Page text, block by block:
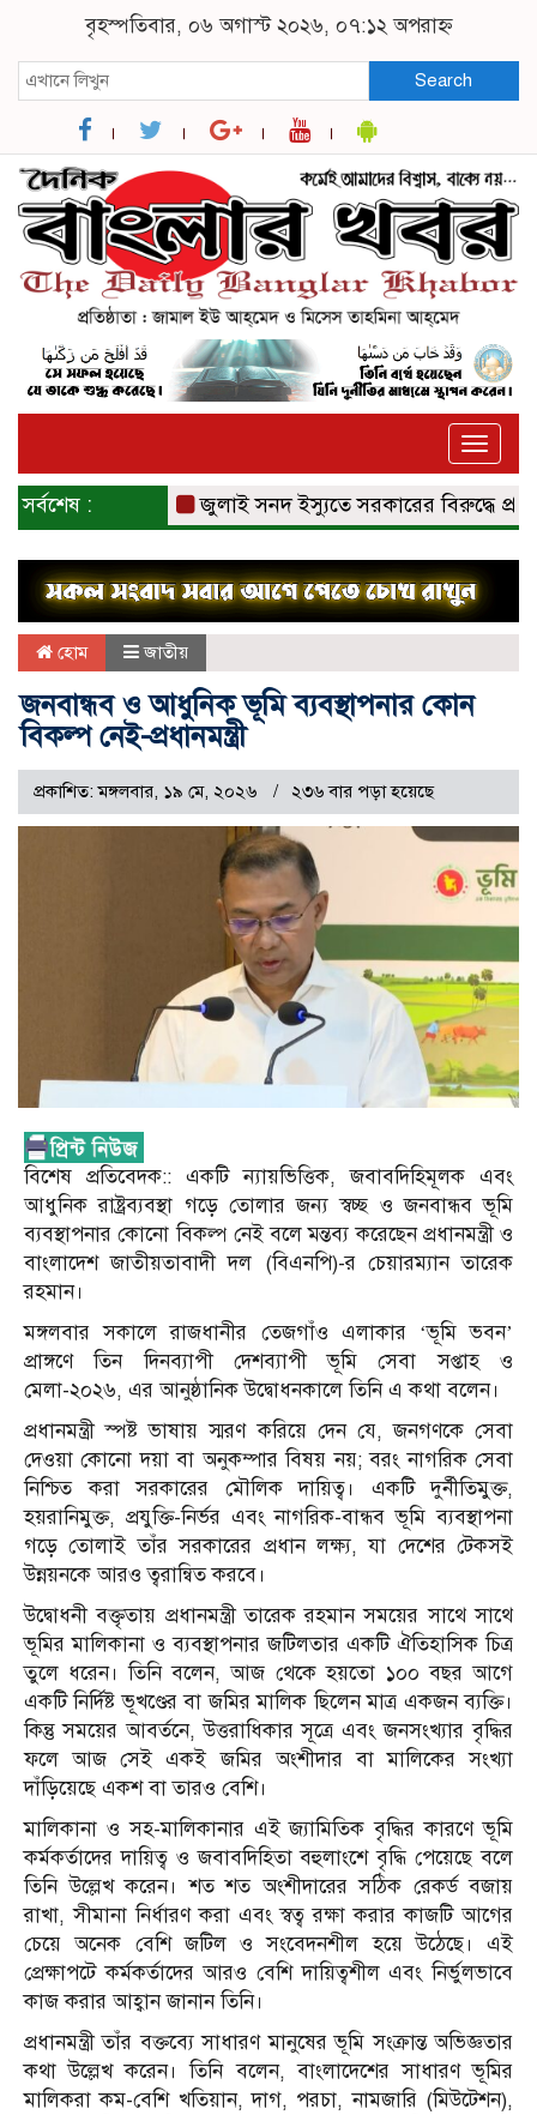
বৃহস্পতিবার, ০৬ অগাস্ট ২০২৬, ০৭:১২ অপরাহ্ন
Search
Toggle
সর্বশেষ : জুলাই সনদ ইস্যুতে সরকারের বিরুদ্ধে
হোম জাতীয়
জনবান্ধব ও আধুনিক ভূমি ব্যবস্থাপনার কোন
বিকল্প নেই-প্রধানমন্ত্রী
প্রকাশিত: মঙ্গলবার, ১৯ মে, ২০২৬ ২৩৬ বার পড়া হয়েছে
বিশেষ প্রতিবেদক:: একটি ন্যায়ভিত্তিক, জবাবদিহিমূলক এবং
আধুনিক রাষ্ট্রব্যবস্থা গড়ে তোলার জন্য স্বচ্ছ ও জনবান্ধব ভূমি
ব্যবস্থাপনার কোনো বিকল্প নেই বলে মন্তব্য করেছেন প্রধানমন্ত্রী ও
বাংলাদেশ জাতীয়তাবাদী দল (বিএনপি)-র চেয়ারম্যান তারেক
রহমান।
মঙ্গলবার সকালে রাজধানীর তেজগাঁও এলাকার ‘ভূমি ভবন’
প্রাঙ্গণে তিন দিনব্যাপী দেশব্যাপী ভূমি সেবা সপ্তাহ ও
মেলা-২০২৬, এর আনুষ্ঠানিক উদ্বোধনকালে তিনি এ কথা বলেন।
প্রধানমন্ত্রী স্পষ্ট ভাষায় স্মরণ করিয়ে দেন যে, জনগণকে সেবা
দেওয়া কোনো দয়া বা অনুকম্পার বিষয় নয়; বরং নাগরিক সেবা
নিশ্চিত করা সরকারের মৌলিক দায়িত্ব। একটি দুর্নীতিমুক্ত,
হয়রানিমুক্ত, প্রযুক্তি-নির্ভর এবং নাগরিক-বান্ধব ভূমি ব্যবস্থাপনা
গড়ে তোলাই তাঁর সরকারের প্রধান লক্ষ্য, যা দেশের টেকসই
উন্নয়নকে আরও ত্বরান্বিত করবে।
উদ্বোধনী বক্তৃতায় প্রধানমন্ত্রী তারেক রহমান সময়ের সাথে সাথে
ভূমির মালিকানা ও ব্যবস্থাপনার জটিলতার একটি ঐতিহাসিক চিত্র
তুলে ধরেন। তিনি বলেন, আজ থেকে হয়তো ১০০ বছর আগে
একটি নির্দিষ্ট ভূখণ্ডের বা জমির মালিক ছিলেন মাত্র একজন ব্যক্তি।
কিন্তু সময়ের আবর্তনে, উত্তরাধিকার সূত্রে এবং জনসংখ্যার বৃদ্ধির
ফলে আজ সেই একই জমির অংশীদার বা মালিকের সংখ্যা
দাঁড়িয়েছে একশ বা তারও বেশি।
মালিকানা ও সহ-মালিকানার এই জ্যামিতিক বৃদ্ধির কারণে ভূমি
কর্মকর্তাদের দায়িত্ব ও জবাবদিহিতা বহুলাংশে বৃদ্ধি পেয়েছে বলে
তিনি উল্লেখ করেন। শত শত অংশীদারের সঠিক রেকর্ড বজায়
রাখা, সীমানা নির্ধারণ করা এবং স্বত্ব রক্ষা করার কাজটি আগের
চেয়ে অনেক বেশি জটিল ও সংবেদনশীল হয়ে উঠেছে। এই
প্রেক্ষাপটে কর্মকর্তাদের আরও বেশি দায়িত্বশীল এবং নির্ভুলভাবে
কাজ করার আহ্বান জানান তিনি।
প্রধানমন্ত্রী তাঁর বক্তব্যে সাধারণ মানুষের ভূমি সংক্রান্ত অভিজ্ঞতার
কথা উল্লেখ করেন। তিনি বলেন, বাংলাদেশের সাধারণ ভূমির
মালিকরা কম-বেশি খতিয়ান, দাগ, পরচা, নামজারি (মিউটেশন),